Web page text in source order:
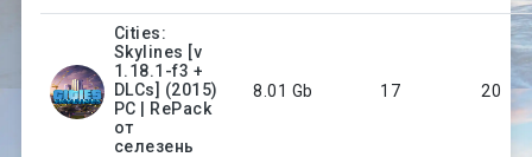
Cities:
Skylines [v
1.18.1-f3 +
DLCs] (2015)
PC | RePack
от
селезень
8.01 Gb 17 20